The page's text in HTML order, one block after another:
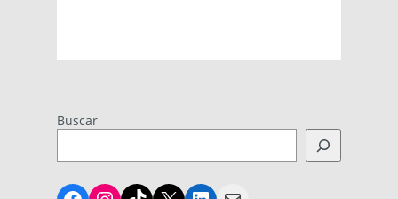
Buscar